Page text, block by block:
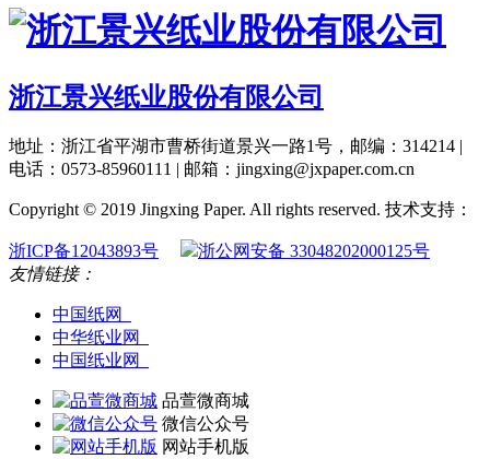
浙江景兴纸业股份有限公司
地址：浙江省平湖市曹桥街道景兴一路1号，邮编：314214 |
电话：0573-85960111 | 邮箱：jingxing@jxpaper.com.cn
Copyright © 2019 Jingxing Paper. All rights reserved. 技术支持：
浙ICP备12043893号
浙公网安备 33048202000125号
友情链接：
中国纸网
中华纸业网
中国纸业网
品萱微商城
微信公众号
网站手机版